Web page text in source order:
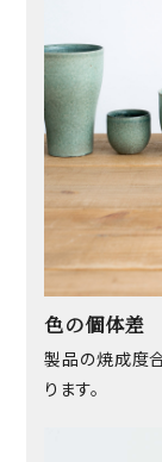
色の個体差
製品の焼成度
ります。